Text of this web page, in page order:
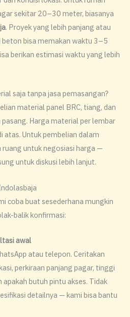
sekitar 20–30 meter, biasanya
. Proyek yang lebih panjang atau
bisa memakan waktu 3–5
berikan estimasi waktu yang lebih
saja tanpa jasa pemasangan?
material panel BRC, tiang, dan
Harga material per lembar
atas. Untuk pembelian dalam
ruang untuk negosiasi harga —
untuk diskusi lebih lanjut.
coba buat sesederhana mungkin
balik konfirmasi:
awal
atau telepon. Ceritakan
perkiraan panjang pagar, tinggi
apakah butuh pintu akses. Tidak
detailnya — kami bisa bantu